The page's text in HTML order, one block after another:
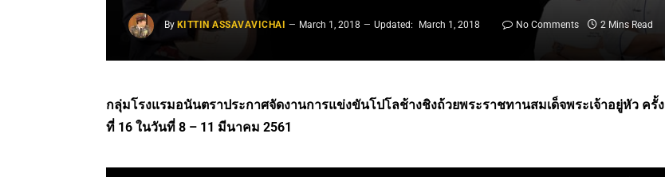
By KITTIN ASSAVAVICHAI March 1, 2018 Updated: March 1, 2018 No Comments 2 Mins Read
กลุ่มโรงแรมอนันตราประกาศจัดงานการแข่งขันโปโลช้างชิงถ้วยพระราชทานสมเด็จพระเจ้าอยู่หัว ครั้ง
ที่ 16 ในวันที่ 8 – 11 มีนาคม 2561